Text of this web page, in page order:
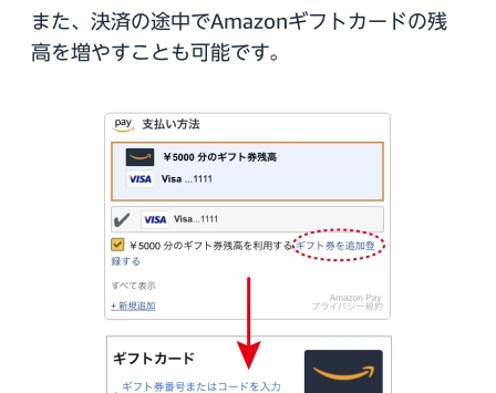
また、決済の途中でAmazonギフトカードの残
高を増やすことも可能です。